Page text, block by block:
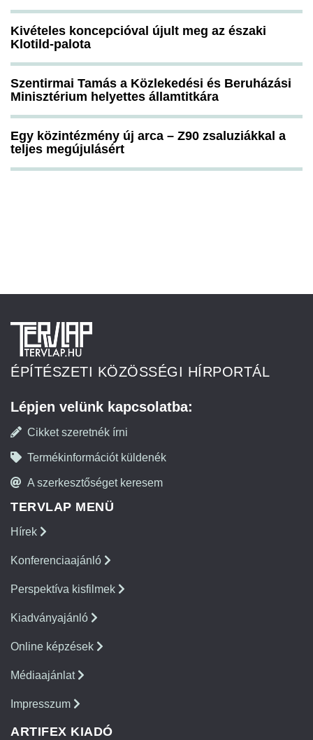
Kivételes koncepcióval újult meg az északi
Klotild-palota
Szentirmai Tamás a Közlekedési és Beruházási
Minisztérium helyettes államtitkára
Egy közintézmény új arca – Z90 zsaluziákkal a
teljes megújulásért
ÉPÍTÉSZETI KÖZÖSSÉGI HÍRPORTÁL
Lépjen velünk kapcsolatba:
Cikket szeretnék írni
Termékinformációt küldenék
A szerkesztőséget keresem
TERVLAP MENÜ
Hírek
Konferenciaajánló
Perspektíva kisfilmek
Kiadványajánló
Online képzések
Médiaajánlat
Impresszum
ARTIFEX KIADÓ